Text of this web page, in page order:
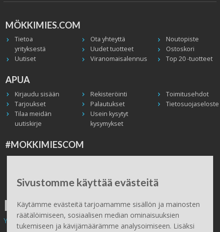
Sivustomme käyttää evästeitä
Käytämme evästeitä tarjoamamme sisällön ja mainosten
räätälöimiseen, sosiaalisen median ominaisuuksien
tukemiseen ja kävijämäärämme analysoimiseen. Lisäksi
MÖKKIMIES.COM
Tietoa
yrityksestä
Ota yhteyttä
Noutopiste
Uudet tuotteet
Ostoskori
Uutiset
Viranomaisalennus Top 20 -tuotteet
APUA
Kirjaudu sisään Rekisteröinti
Toimitusehdot
Tarjoukset
Palautukset
Tietosuojaseloste
Tilaa meidän
uutiskirje
Usein kysytyt
kysymykset
#MOKKIMIESCOM
Peruuta tilaus
ILMAINEN TOIMITUS
Yli 100 € tilauksiin.